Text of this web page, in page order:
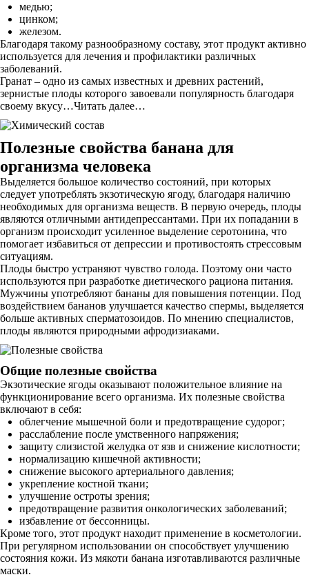
медью;
цинком;
железом.
Благодаря такому разнообразному составу, этот продукт активно
используется для лечения и профилактики различных
заболеваний.
Гранат – одно из самых известных и древних растений,
зернистые плоды которого завоевали популярность благодаря
своему вкусу…Читать далее…
Полезные свойства банана для
организма человека
Выделяется большое количество состояний, при которых
следует употреблять экзотическую ягоду, благодаря наличию
необходимых для организма веществ. В первую очередь, плоды
являются отличными антидепрессантами. При их попадании в
организм происходит усиленное выделение серотонина, что
помогает избавиться от депрессии и противостоять стрессовым
ситуациям.
Плоды быстро устраняют чувство голода. Поэтому они часто
используются при разработке диетического рациона питания.
Мужчины употребляют бананы для повышения потенции. Под
воздействием бананов улучшается качество спермы, выделяется
больше активных сперматозоидов. По мнению специалистов,
плоды являются природными афродизиаками.
Общие полезные свойства
Экзотические ягоды оказывают положительное влияние на
функционирование всего организма. Их полезные свойства
включают в себя:
облегчение мышечной боли и предотвращение судорог;
расслабление после умственного напряжения;
защиту слизистой желудка от язв и снижение кислотности;
нормализацию кишечной активности;
снижение высокого артериального давления;
укрепление костной ткани;
улучшение остроты зрения;
предотвращение развития онкологических заболеваний;
избавление от бессонницы.
Кроме того, этот продукт находит применение в косметологии.
При регулярном использовании он способствует улучшению
состояния кожи. Из мякоти банана изготавливаются различные
маски.